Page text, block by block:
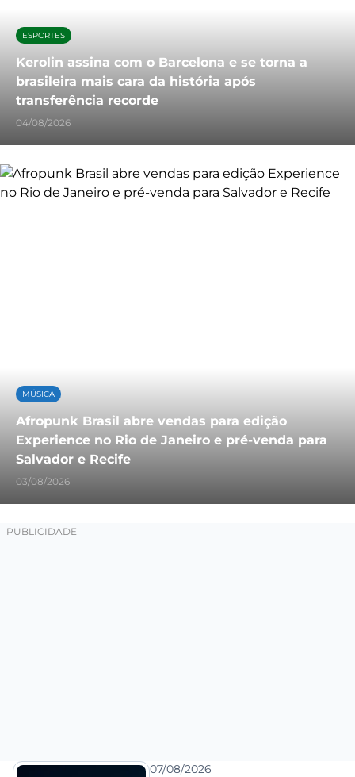
ESPORTES
Kerolin assina com o Barcelona e se torna a
brasileira mais cara da história após
transferência recorde
04/08/2026
MÚSICA
Afropunk Brasil abre vendas para edição
Experience no Rio de Janeiro e pré-venda para
Salvador e Recife
03/08/2026
07/08/2026